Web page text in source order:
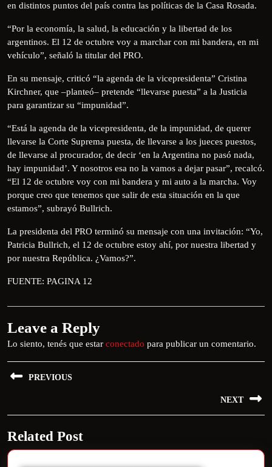
en distintos puntos del país contra las políticas de la Casa Rosada.
“Por la economía, la salud, la educación y la libertad de los
argentinos. El 12 de octubre voy a marchar con mi bandera, en mi
vehículo”, señaló la titular del PRO.
En su mensaje, criticó “la agenda de la vicepresidenta” Cristina
Kirchner, que –planteó– pretende “llevarse puesta” a la Justicia
para garantizar su “impunidad”.
“Está la agenda de la vicepresidenta, de la impunidad, de querer
llevarse la Corte Suprema puesta, de llevarse a los jueces puestos,
de llevarse al procurador, de decir ‘en la Argentina no pasó nada,
hay impunidad’. Y nosotros esa no la vamos a dejar pasar”, recalcó.
“El 12 de octubre voy con mi bandera y mi auto a la marcha. Voy
porque creo que tenemos que salir de esta situación en la que
estamos”, subrayó Bullrich.
La presidenta del PRO terminó su mensaje con una invitación: “Yo,
Patricia Bullrich, el 12 de octubre estoy ahí, por nuestra libertad y
por nuestra República. ¿Vamos?”.
FUENTE: PAGINA 12
Leave a Reply
Lo siento, tenés que estar conectado para publicar un comentario.
PREVIOUS
NEXT
Related Post